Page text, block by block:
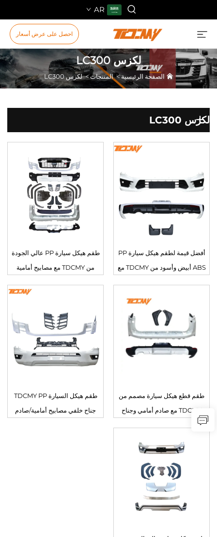
AR
احصل على عرض أسعار
لكزس LC300
الصفحة الرئيسية>المنتجات>لكزس LC300
لكزس LC300
أفضل قيمة لطقم هيكل سيارة PP
ABS أبيض وأسود من TDCMY مع
وواقي من الطين لسيارة لاند كروزر
LC300-M
طقم هيكل سيارة PP عالي الجودة
من TDCMY مع مصابيح أمامية
جانبية لسيارة لاند كروزر LC300GR
لعام 2022
طقم قطع هيكل سيارة مصمم من
TDCMY مع صادم أمامي وجناح
ونوافذ ومصابيح أمامية وخلفية لسيارة
طقم هيكل السيارة TDCMY PP
جناح خلفي مصابيح أمامية/صادم